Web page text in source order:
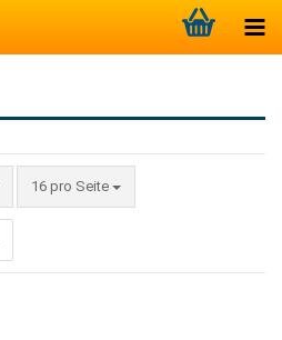
16 pro Seite